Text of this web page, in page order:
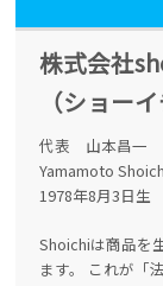
株式会社
（ショーイ
代表 山本昌一
Yamamoto
1978年8月3日生
Shoichiは商品を
ます。 これが「